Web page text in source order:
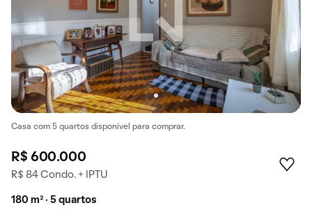
Casa com 5 quartos disponível para comprar.
R$ 600.000
R$ 84 Condo. + IPTU
180 m² · 5 quartos